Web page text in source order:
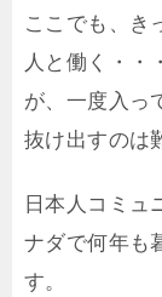
ここでも、き
人と働く・・
が、一度入っ
抜け出すのは
日本人コミュ
ナダで何年も
す。